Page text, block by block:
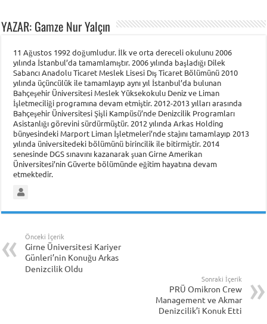
YAZAR: Gamze Nur Yalçın
11 Ağustos 1992 doğumludur. İlk ve orta dereceli okulunu 2006
yılında İstanbul’da tamamlamıştır. 2006 yılında başladığı Dilek
Sabancı Anadolu Ticaret Meslek Lisesi Dış Ticaret Bölümünü 2010
yılında üçüncülük ile tamamlayıp aynı yıl İstanbul’da bulunan
Bahçeşehir Üniversitesi Meslek Yüksekokulu Deniz ve Liman
İşletmeciliği programına devam etmiştir. 2012-2013 yılları arasında
Bahçeşehir Üniversitesi Şişli Kampüsü’nde Denizcilik Programları
Asistanlığı görevini sürdürmüştür. 2012 yılında Arkas Holding
bünyesindeki Marport Liman İşletmeleri’nde stajını tamamlayıp 2013
yılında üniversitedeki bölümünü birincilik ile bitirmiştir. 2014
senesinde DGS sınavını kazanarak şuan Girne Amerikan
Üniversitesi’nin Güverte bölümünde eğitim hayatına devam
etmektedir.
Önceki İçerik
Girne Üniversitesi Kariyer
Günleri’nin Konuğu Arkas
Denizcilik Oldu
Sonraki İçerik
PRÜ Omikron Crew
Management ve Akmar
Denizcilik’i Konuk Etti